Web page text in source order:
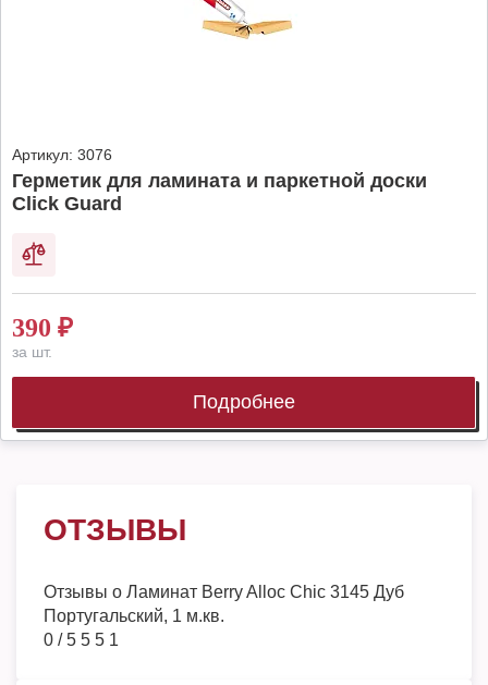
Артикул: 3076
Герметик для ламината и паркетной доски
Click Guard
390 ₽
за шт.
Подробнее
ОТЗЫВЫ
Отзывы о Ламинат Berry Alloc Chic 3145 Дуб
Португальский, 1 м.кв.
0 /5 5 5 1